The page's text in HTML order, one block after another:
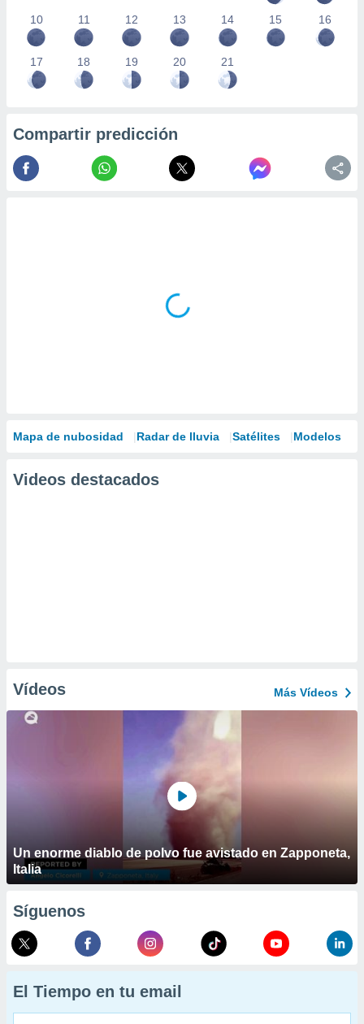
10 11 12 13 14 15 16
17 18 19 20 21
Compartir predicción
Mapa de nubosidad Radar de lluvia Satélites Modelos
Videos destacados
Vídeos Más Vídeos
Un enorme diablo de polvo fue avistado en Zapponeta,
Italia
Síguenos
El Tiempo en tu email